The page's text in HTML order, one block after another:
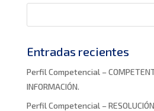
Entradas recientes
Perfil Competencial –
INFORMACIÓN.
Perfil Competencial –